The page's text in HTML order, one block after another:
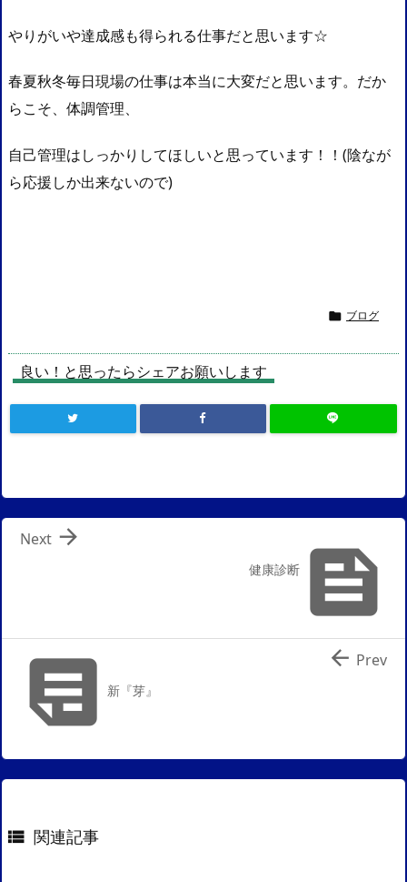
やりがいや達成感も得られる仕事だと思います☆
春夏秋冬毎日現場の仕事は本当に大変だと思います。だか
らこそ、体調管理、
自己管理はしっかりしてほしいと思っています！！(陰なが
ら応援しか出来ないので)
 ブログ
良い！と思ったらシェアお願いします

健康診断

Next
新『芽』
 Prev
 関連記事